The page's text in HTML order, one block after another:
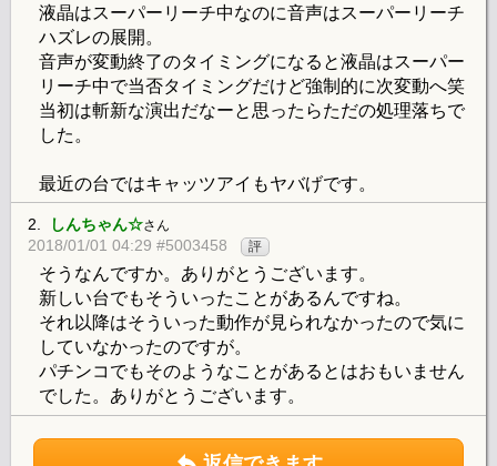
液晶はスーパーリーチ中なのに音声はスーパーリーチ
ハズレの展開。
音声が変動終了のタイミングになると液晶はスーパー
リーチ中で当否タイミングだけど強制的に次変動へ笑
当初は斬新な演出だなーと思ったらただの処理落ちで
した。
最近の台ではキャッツアイもヤバげです。
2. しんちゃん☆さん
2018/01/01 04:29 #5003458 評
そうなんですか。ありがとうございます。
新しい台でもそういったことがあるんですね。
それ以降はそういった動作が見られなかったので気に
していなかったのですが。
パチンコでもそのようなことがあるとはおもいません
でした。ありがとうございます。